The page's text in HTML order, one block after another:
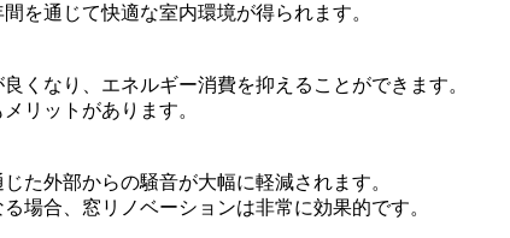
を通じて快適な室内環境が得られます。
くなり、エネルギー消費を抑えることができます。
リットがあります。
た外部からの騒音が大幅に軽減されます。
場合、窓リノベーションは非常に効果的です。